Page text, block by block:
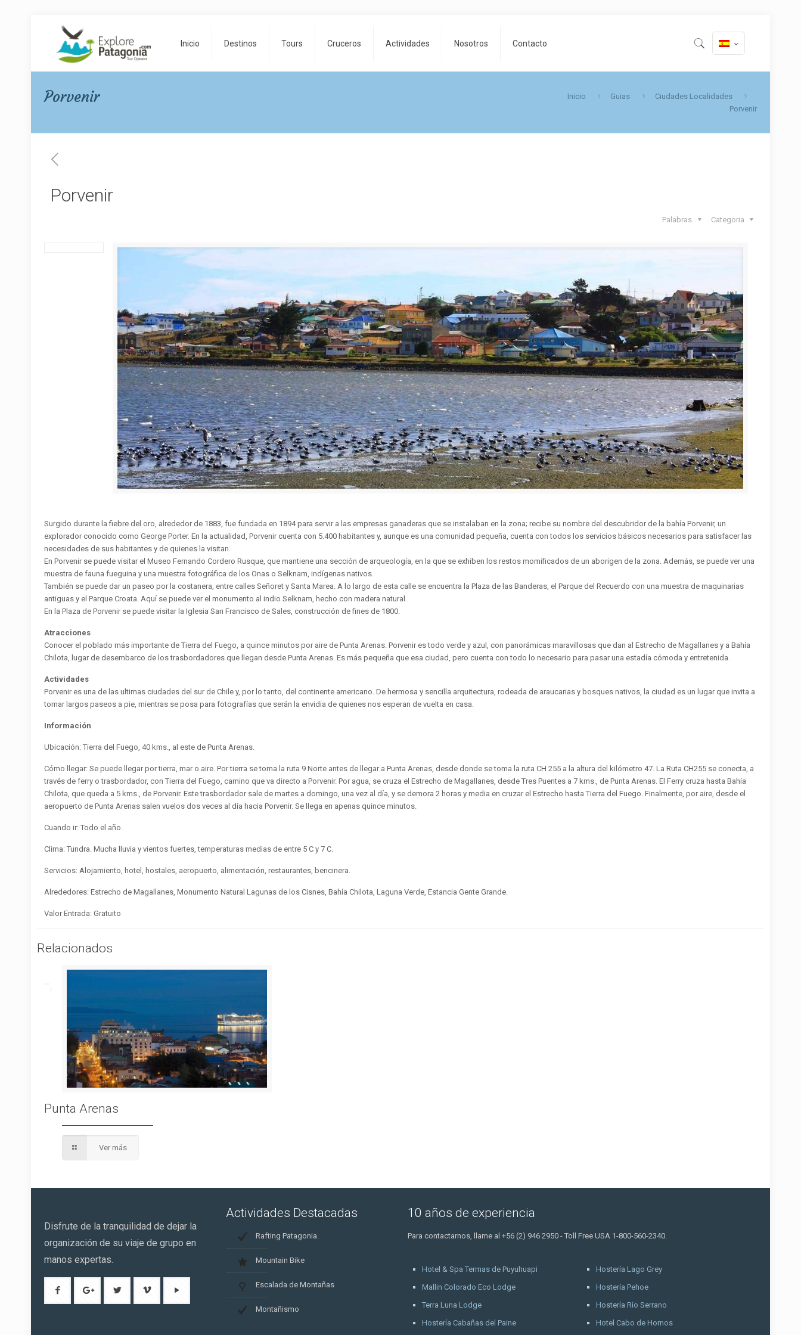
Inicio Destinos Tours Cruceros Actividades Nosotros Contacto
Porvenir Inicio Guias
Ciudades Localidades
Porvenir
Porvenir
Categoria
Palabras
Surgido durante la fiebre del oro, alrededor de 1883, fue fundada en 1894 para servir a las empresas ganaderas que se instalaban en la zona; recibe su nombre del descubridor de la bahía Porvenir, un
explorador conocido como George Porter. En la actualidad, Porvenir cuenta con 5.400 habitantes y, aunque es una comunidad pequeña, cuenta con todos los servicios básicos necesarios para satisfacer las
necesidades de sus habitantes y de quienes la visitan.
En Porvenir se puede visitar el Museo Fernando Cordero Rusque, que mantiene una sección de arqueología, en la que se exhiben los restos momificados de un aborigen de la zona. Además, se puede ver una
muestra de fauna fueguina y una muestra fotográfica de los Onas o Selknam, indígenas nativos.
También se puede dar un paseo por la costanera, entre calles Señoret y Santa Marea. A lo largo de esta calle se encuentra la Plaza de las Banderas, el Parque del Recuerdo con una muestra de maquinarias
antiguas y el Parque Croata. Aquí se puede ver el monumento al indio Selknam, hecho con madera natural.
En la Plaza de Porvenir se puede visitar la Iglesia San Francisco de Sales, construcción de fines de 1800.
Atracciones
Conocer el poblado más importante de Tierra del Fuego, a quince minutos por aire de Punta Arenas. Porvenir es todo verde y azul, con panorámicas maravillosas que dan al Estrecho de Magallanes y a Bahía
Chilota, lugar de desembarco de los trasbordadores que llegan desde Punta Arenas. Es más pequeña que esa ciudad, pero cuenta con todo lo necesario para pasar una estadía cómoda y entretenida.
Actividades
Porvenir es una de las ultimas ciudades del sur de Chile y, por lo tanto, del continente americano. De hermosa y sencilla arquitectura, rodeada de araucarias y bosques nativos, la ciudad es un lugar que invita a
tomar largos paseos a pie, mientras se posa para fotografías que serán la envidia de quienes nos esperan de vuelta en casa.
Información
Ubicación: Tierra del Fuego, 40 kms., al este de Punta Arenas.
Cómo llegar: Se puede llegar por tierra, mar o aire. Por tierra se toma la ruta 9 Norte antes de llegar a Punta Arenas, desde donde se toma la ruta CH 255 a la altura del kilómetro 47. La Ruta CH255 se conecta, a
través de ferry o trasbordador, con Tierra del Fuego, camino que va directo a Porvenir. Por agua, se cruza el Estrecho de Magallanes, desde Tres Puentes a 7 kms., de Punta Arenas. El Ferry cruza hasta Bahía
Chilota, que queda a 5 kms., de Porvenir. Este trasbordador sale de martes a domingo, una vez al día, y se demora 2 horas y media en cruzar el Estrecho hasta Tierra del Fuego. Finalmente, por aire, desde el
aeropuerto de Punta Arenas salen vuelos dos veces al día hacia Porvenir. Se llega en apenas quince minutos.
Cuando ir: Todo el año.
Clima: Tundra. Mucha lluvia y vientos fuertes, temperaturas medias de entre 5 C y 7 C.
Servicios: Alojamiento, hotel, hostales, aeropuerto, alimentación, restaurantes, bencinera.
Alrededores: Estrecho de Magallanes, Monumento Natural Lagunas de los Cisnes, Bahía Chilota, Laguna Verde, Estancia Gente Grande.
Valor Entrada: Gratuito
Relacionados
Punta Arenas
Ver más
Disfrute de la tranquilidad de dejar la
organización de su viaje de grupo en
manos expertas.
Actividades Destacadas
Rafting Patagonia.
Mountain Bike
Escalada de Montañas
Montañismo
10 años de experiencia
Para contactarnos, llame al +56 (2) 946 2950 - Toll Free USA 1-800-560-2340.
Hotel & Spa Termas de Puyuhuapi
Mallin Colorado Eco Lodge
Terra Luna Lodge
Hostería Cabañas del Paine
Hostería Lago Grey
Hostería Pehoe
Hostería Río Serrano
Hotel Cabo de Hornos